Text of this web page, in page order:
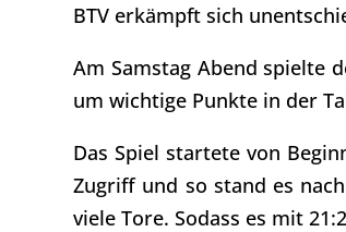
BTV erkämpft sich
Am Samstag Abend spielte
um wichtige Punkte in der
Das Spiel startete von
Zugriff und so stand es
viele Tore. Sodass es mit